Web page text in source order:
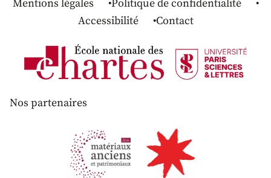
Mentions légales
Politique de confidentialité
Accessibilité
Contact
Nos partenaires